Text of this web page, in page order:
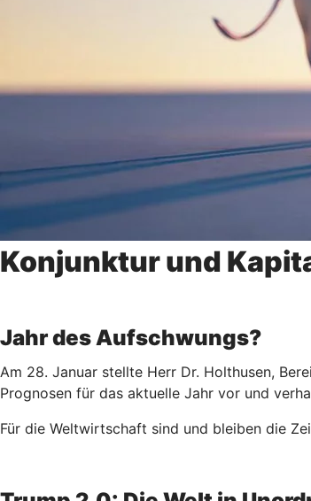
Konjunktur und
Jahr des Aufschwungs?
Am 28. Januar stellte Herr Dr. Holthusen,
Prognosen für das aktuelle Jahr vor und
Für die Weltwirtschaft sind und bleiben die